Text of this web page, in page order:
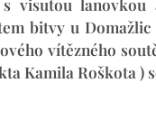
bitvy u
vítězného
Kamila Roškota )